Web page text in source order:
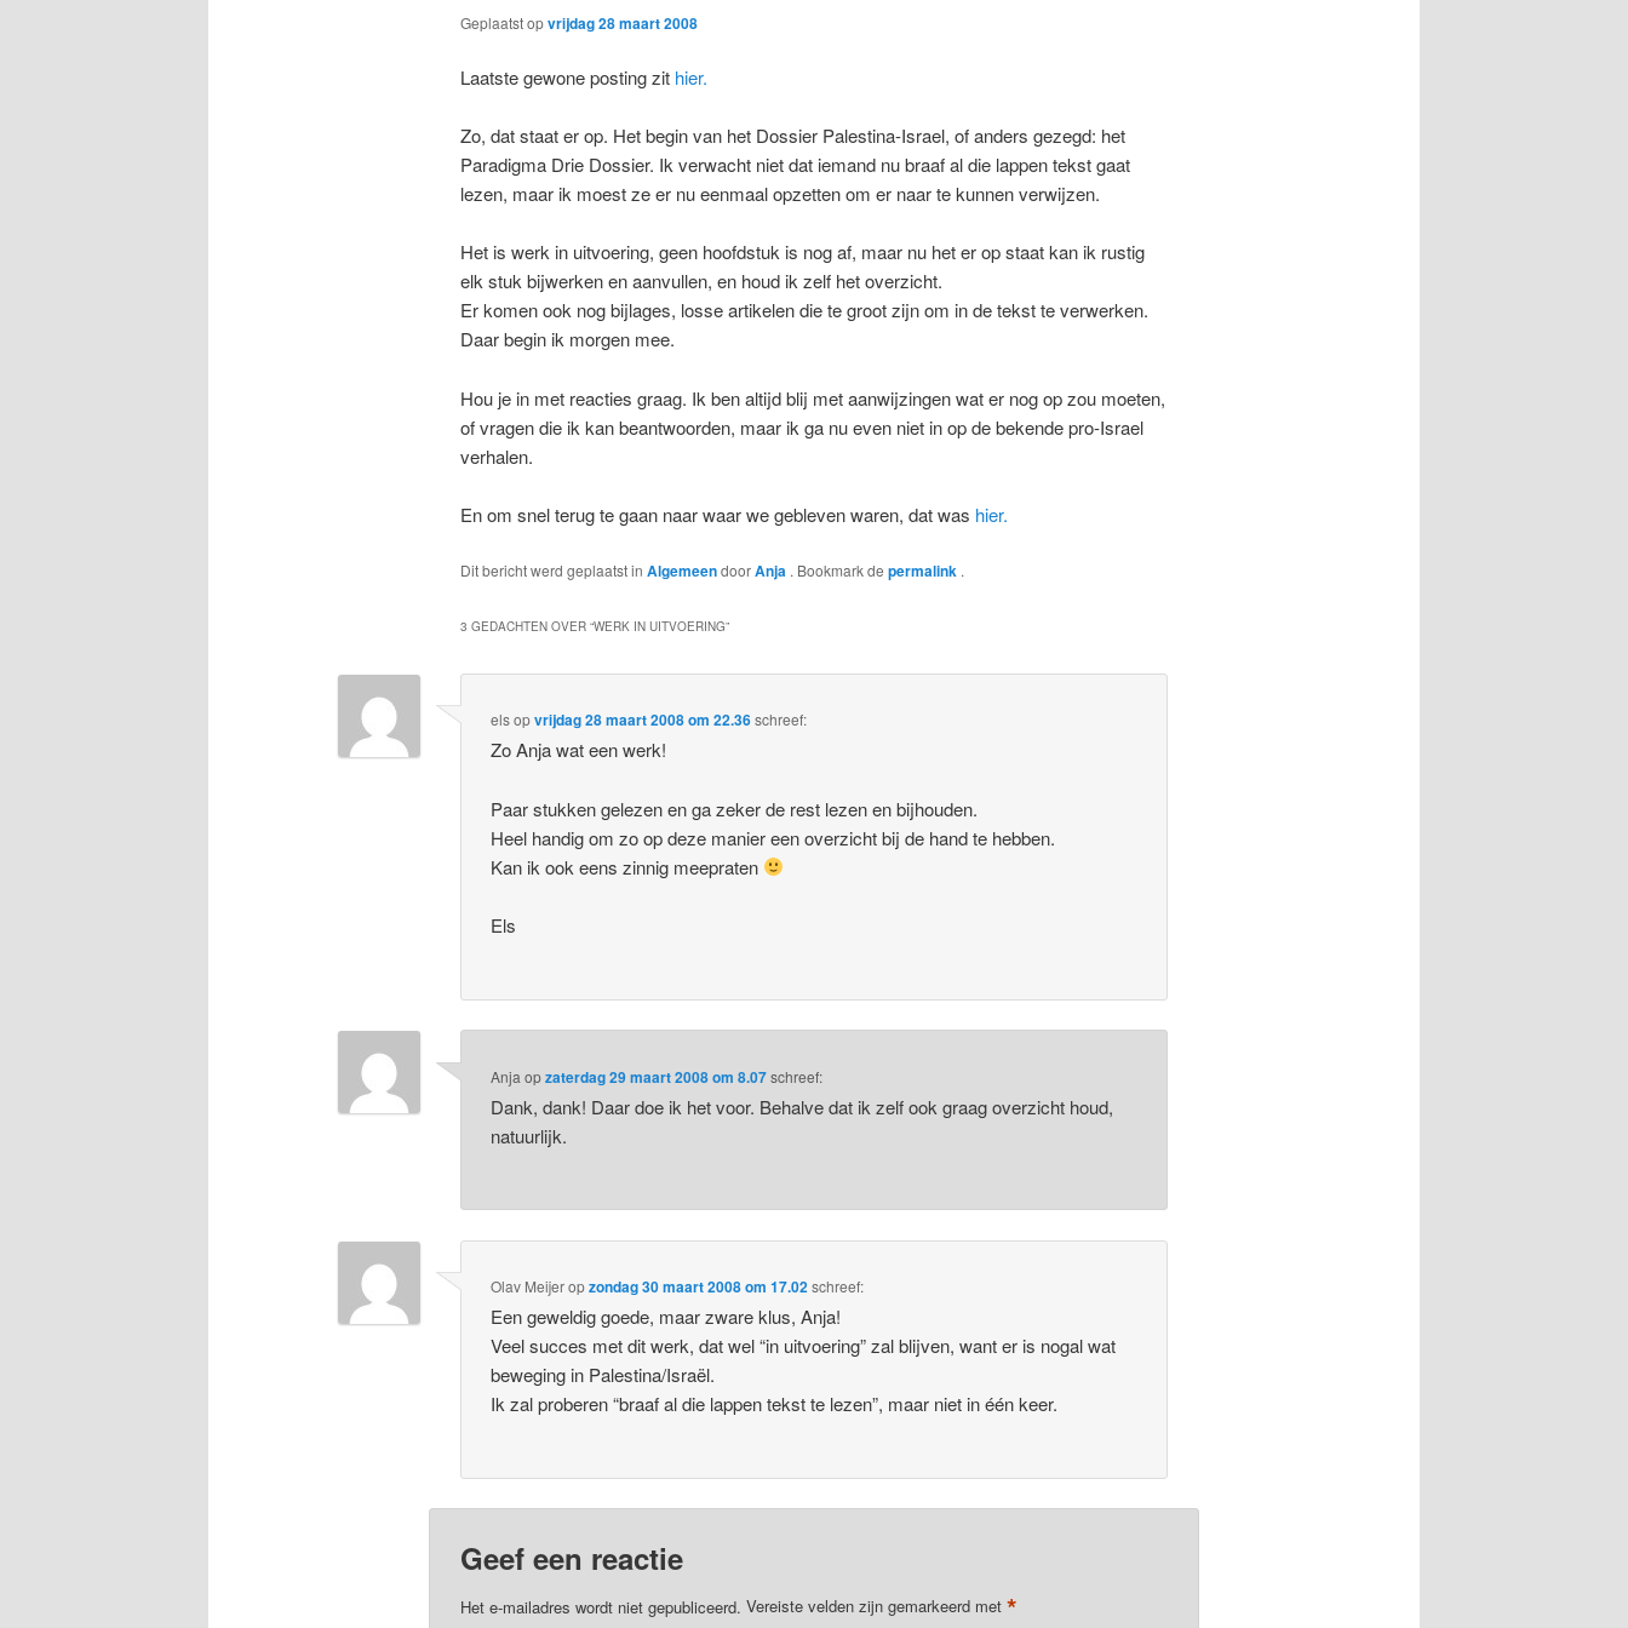
Geplaatst opvrijdag 28 maart 2008
Laatste gewone posting zit hier.
Zo, dat staat er op. Het begin van het Dossier Palestina-Israel, of anders gezegd: het
Paradigma Drie Dossier. Ik verwacht niet dat iemand nu braaf al die lappen tekst gaat
lezen, maar ik moest ze er nu eenmaal opzetten om er naar te kunnen verwijzen.
Het is werk in uitvoering, geen hoofdstuk is nog af, maar nu het er op staat kan ik rustig
elk stuk bijwerken en aanvullen, en houd ik zelf het overzicht.
Er komen ook nog bijlages, losse artikelen die te groot zijn om in de tekst te verwerken.
Daar begin ik morgen mee.
Hou je in met reacties graag. Ik ben altijd blij met aanwijzingen wat er nog op zou moeten,
of vragen die ik kan beantwoorden, maar ik ga nu even niet in op de bekende pro-Israel
verhalen.
En om snel terug te gaan naar waar we gebleven waren, dat was hier.
Dit bericht werd geplaatst in AlgemeendoorAnja . Bookmark de permalink .
3 GEDACHTEN OVER “WERK IN UITVOERING”
elsopvrijdag 28 maart 2008 om 22.36schreef:
Zo Anja wat een werk!
Paar stukken gelezen en ga zeker de rest lezen en bijhouden.
Heel handig om zo op deze manier een overzicht bij de hand te hebben.
Kan ik ook eens zinnig meepraten
Els
Anja opzaterdag 29 maart 2008 om 8.07schreef:
Dank, dank! Daar doe ik het voor. Behalve dat ik zelf ook graag overzicht houd,
natuurlijk.
Olav Meijeropzondag 30 maart 2008 om 17.02schreef:
Een geweldig goede, maar zware klus, Anja!
Veel succes met dit werk, dat wel “in uitvoering” zal blijven, want er is nogal wat
beweging in Palestina/Israël.
Ik zal proberen “braaf al die lappen tekst te lezen”, maar niet in één keer.
Geef een reactie
Het e-mailadres wordt niet gepubliceerd. Vereiste velden zijn gemarkeerd met *